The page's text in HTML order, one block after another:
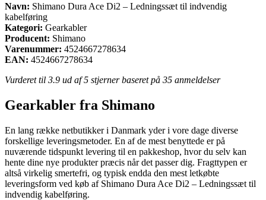
Navn: Shimano Dura Ace Di2 – Ledningssæt til indvendig
kabelføring
Kategori: Gearkabler
Producent: Shimano
Varenummer: 4524667278634
EAN: 4524667278634
Vurderet til 3.9 ud af 5 stjerner baseret på 35 anmeldelser
Gearkabler fra Shimano
En lang række netbutikker i Danmark yder i vore dage diverse
forskellige leveringsmetoder. En af de mest benyttede er på
nuværende tidspunkt levering til en pakkeshop, hvor du selv kan
hente dine nye produkter præcis når det passer dig. Fragttypen er
altså virkelig smertefri, og typisk endda den mest letkøbte
leveringsform ved køb af Shimano Dura Ace Di2 – Ledningssæt til
indvendig kabelføring.